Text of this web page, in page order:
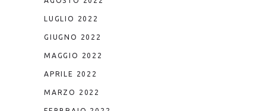
LUGLIO 2022
GIUGNO 2022
MAGGIO 2022
APRILE 2022
MARZO 2022